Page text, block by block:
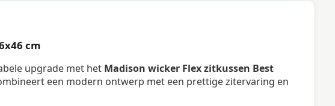
cm
upgrade met het Madison wicker Flex zitkussen Best
een modern ontwerp met een prettige zitervaring en